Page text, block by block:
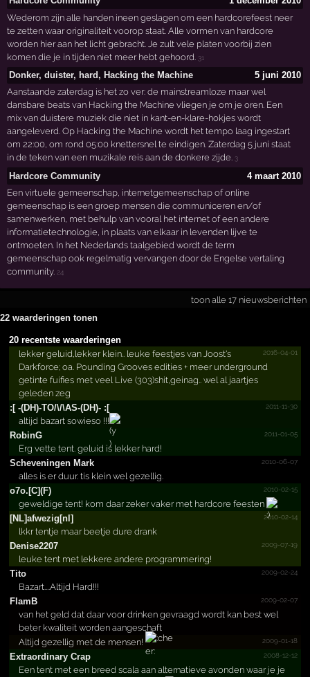
Wederom zijn alle handen ineen geslagen om een hardcorefeest neer
te zetten waar originaliteit voorop staat. Alle vormen van hardcore
worden hier aan het licht gebracht. Je zult vele platen voorbij zien
komen die je in tijden niet meer hebt gehoord. 31
Donker, duister, hard, Hacking the Machine
5 juni 2010
Aanstaande zaterdag is het zo ver: de mainstreamloze maar wel
dansbare beats van Hacking the Machine vliegen je om je oren. Een
mix van duistere muziek die niet in kant-en-klare-hokjes wordt
aangeleverd. Op Hacking the Machine wordt het tempo laag ingestart
om 22:00, om rond 05:00 knettersnel te eindigen. Zaterdag 5 juni staat
in de teken van een muzikale reis aan de donkere zijde. 3
Hardcore Community
4 maart 2010
Een virtuele gemeenschap, internetgemeenschap of online
gemeenschap is een groep mensen die communiceren en/of
samenwerken, met behulp van vooral het internet of een andere
informatietechnologie, in plaats van elkaar in levenden lijve te
ontmoeten. In het Nederlands taalgebied wordt de term
gemeenschap ook regelmatig vervangen door de Engelse vertaling
community.24
toon alle 17 nieuwsberichten
22 waarderingen tonen
20 recentste waarderingen
2016-04-01
lekker geluid,lekker klein.. leuke feestjes van Joost's
Darkforce; oa. Pounding Grooves edities + meer underground
getinte fuifies met veel Live (303)shit,geinag.. wel al jaartjes
geleden zeg
:[ -(DH)-TO/­\/­\AS-(DH)- :[
2011-11-30
altijd bazart sowieso !!!
RobinG
2011-01-05
Erg vette tent. geluid is lekker hard!
Scheve­ningen Mark
2010-06-07
alles is er duur. tis klein wel gezellig.
o7o.[C](F)
2010-02-15
geweldige tent! kom daar zeker vaker met hardcore feesten
[NL]af­wezig[­nl]
2010-02-14
lkkr tentje maar beetje dure drank
Denise2207
2009-07-19
leuke tent met lekkere andere programmering!
Tito
2009-02-24
Bazart....Altijd Hard!!!
FlamB
2009-02-07
van het geld dat daar voor drinken gevraagd wordt kan best wel
beter kwaliteit worden aangeschaft
2009-01-18
Altijd gezellig met de mensen!
Extrao­rdinar­y Crap
2008-12-12
Een tent met een breed scala aan alternatieve avonden waar je je